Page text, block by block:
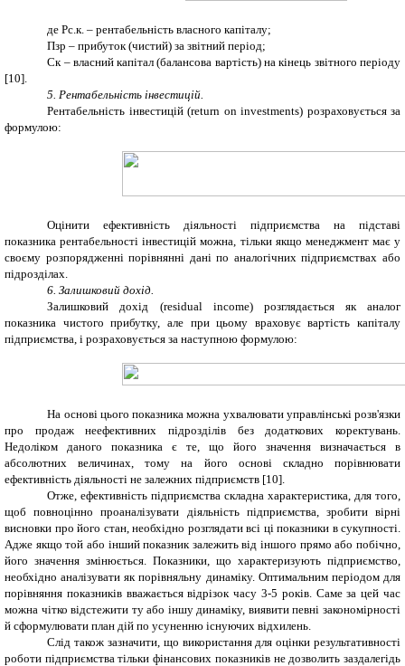
де Рс.к. – рентабельність власного капіталу;
Пзр – прибуток (чистий) за звітний період;
Ск – власний капітал (балансова вартість) на кінець звітного періоду
[10].
5. Рентабельність інвестицій.
Рентабельність інвестицій (return on investments) розраховується за
формулою:
Оцінити ефективність діяльності підприємства на підставі
показника рентабельності інвестицій можна, тільки якщо менеджмент має у
своєму розпорядженні порівнянні дані по аналогічних підприємствах або
підрозділах.
6. Залишковий дохід.
Залишковий дохід (residual income) розглядається як аналог
показника чистого прибутку, але при цьому враховує вартість капіталу
підприємства, і розраховується за наступною формулою:
На основі цього показника можна ухвалювати управлінські розв'язки
про продаж неефективних підрозділів без додаткових коректувань.
Недоліком даного показника є те, що його значення визначається в
абсолютних величинах, тому на його основі складно порівнювати
ефективність діяльності не залежних підприємств [10].
Отже, ефективність підприємства складна характеристика, для того,
щоб повноцінно проаналізувати діяльність підприємства, зробити вірні
висновки про його стан, необхідно розглядати всі ці показники в сукупності.
Адже якщо той або інший показник залежить від іншого прямо або побічно,
його значення змінюється. Показники, що характеризують підприємство,
необхідно аналізувати як порівняльну динаміку. Оптимальним періодом для
порівняння показників вважається відрізок часу 3-5 років. Саме за цей час
можна чітко відстежити ту або іншу динаміку, виявити певні закономірності
й сформулювати план дій по усуненню існуючих відхилень.
Слід також зазначити, що використання для оцінки результативності
роботи підприємства тільки фінансових показників не дозволить заздалегідь